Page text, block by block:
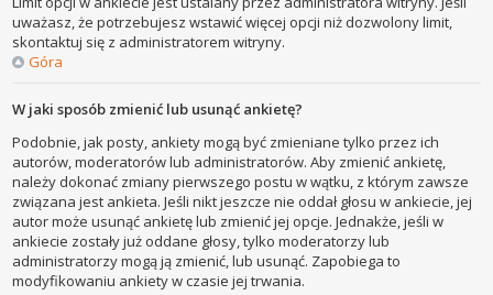
uważasz, że potrzebujesz wstawić więcej opcji niż dozwolony limit,
skontaktuj się z administratorem witryny.
Góra
W jaki sposób zmienić lub usunąć ankietę?
Podobnie, jak posty, ankiety mogą być zmieniane tylko przez ich
autorów, moderatorów lub administratorów. Aby zmienić ankietę,
należy dokonać zmiany pierwszego postu w wątku, z którym zawsze
związana jest ankieta. Jeśli nikt jeszcze nie oddał głosu w ankiecie, jej
autor może usunąć ankietę lub zmienić jej opcje. Jednakże, jeśli w
ankiecie zostały już oddane głosy, tylko moderatorzy lub
administratorzy mogą ją zmienić, lub usunąć. Zapobiega to
modyfikowaniu ankiety w czasie jej trwania.